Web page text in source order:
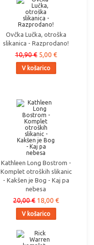
Ovčka Lučka, otroška
slikanica - Razprodano!
10,90 € 5,00 €
V košarico
Kathleen Long Bostrom -
Komplet otroških slikanic
- Kakšen je Bog - Kaj pa
nebesa
20,00 € 18,00 €
V košarico